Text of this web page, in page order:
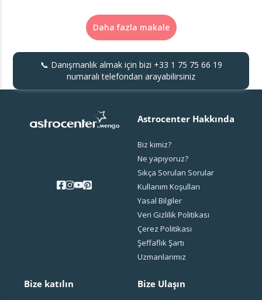
Daha fazla makale
📞 Danışmanlık almak için bizi +33 1 75 75 66 19
numaralı telefondan arayabilirsiniz
Astrocenter Hakkında
Biz kimiz?
Ne yapıyoruz?
Sıkça Sorulan Sorular
Kullanım Koşulları
Yasal Bilgiler
Veri Gizlilik Politikası
Çerez Politikası
Şeffaflık Şartı
Uzmanlarımız
Bize katılın Bize Ulaşın